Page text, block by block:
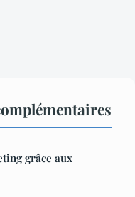
grâce aux